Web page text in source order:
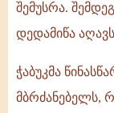
შემუსრა.
დედამიწა
ჭაბუკმა
მბრძანებელს,